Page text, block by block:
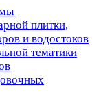
плитки,
и водостоков
тематики